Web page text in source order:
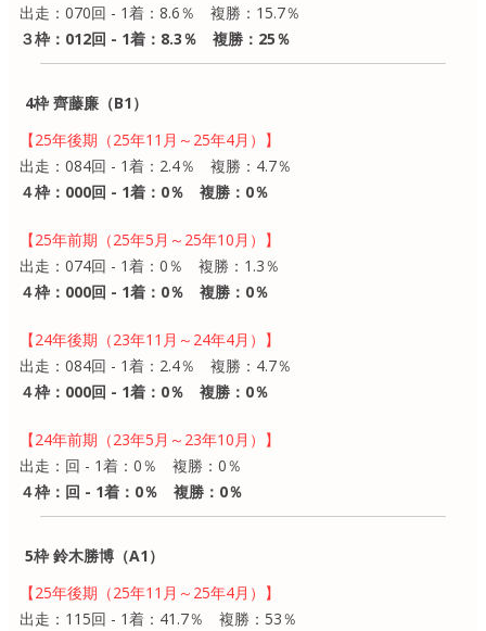
出走：070回 - 1着：8.6％ 複勝：15.7％
３枠：012回 - 1着：8.3％ 複勝：25％
4枠 齊藤廉（B1）
【25年後期（25年11月～25年4月）】
出走：084回 - 1着：2.4％ 複勝：4.7％
４枠：000回 - 1着：0％ 複勝：0％
【25年前期（25年5月～25年10月）】
出走：074回 - 1着：0％ 複勝：1.3％
４枠：000回 - 1着：0％ 複勝：0％
【24年後期（23年11月～24年4月）】
出走：084回 - 1着：2.4％ 複勝：4.7％
４枠：000回 - 1着：0％ 複勝：0％
【24年前期（23年5月～23年10月）】
出走：回 - 1着：0％ 複勝：0％
４枠：回 - 1着：0％ 複勝：0％
5枠 鈴木勝博（A1）
【25年後期（25年11月～25年4月）】
出走：115回 - 1着：41.7％ 複勝：53％